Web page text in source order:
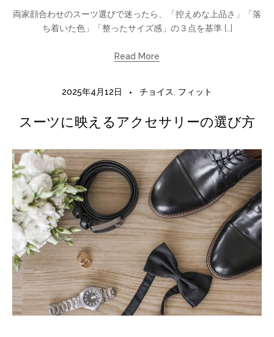
両家顔合わせのスーツ選びで迷ったら、「控えめな上品さ」「落
ち着いた色」「整ったサイズ感」の３点を基準 […]
Read More
2025年4月12日 チョイス フィット
スーツに映えるアクセサリーの選び方